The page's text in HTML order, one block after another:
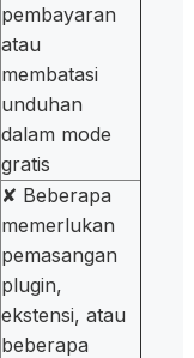
pembayaran
atau
membatasi
unduhan
dalam mode
gratis
✘ Beberapa
memerlukan
pemasangan
plugin,
ekstensi, atau
beberapa